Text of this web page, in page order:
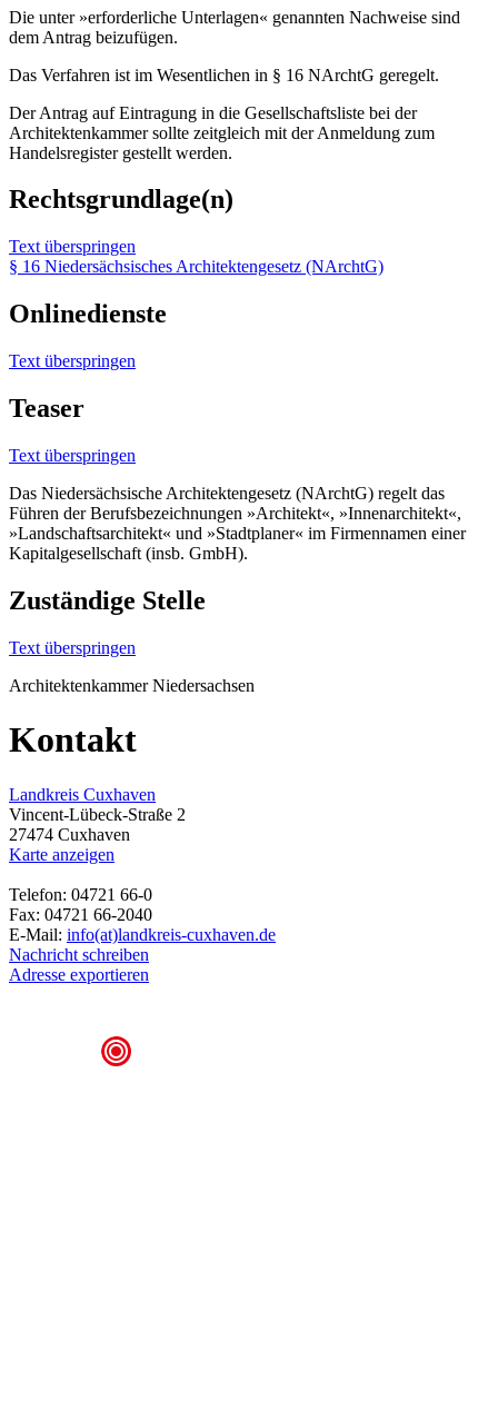
Die unter »erforderliche Unterlagen« genannten Nachweise sind
dem Antrag beizufügen.
Das Verfahren ist im Wesentlichen in § 16 NArchtG geregelt.
Der Antrag auf Eintragung in die Gesellschaftsliste bei der
Architektenkammer sollte zeitgleich mit der Anmeldung zum
Handelsregister gestellt werden.
Rechtsgrundlage(n)
Text überspringen
§ 16 Niedersächsisches Architektengesetz (NArchtG)
Onlinedienste
Text überspringen
Teaser
Text überspringen
Das Niedersächsische Architektengesetz (NArchtG) regelt das
Führen der Berufsbezeichnungen »Architekt«, »Innenarchitekt«,
»Landschaftsarchitekt« und »Stadtplaner« im Firmennamen einer
Kapitalgesellschaft (insb. GmbH).
Zuständige Stelle
Text überspringen
Architektenkammer Niedersachsen
Kontakt
Landkreis Cuxhaven
Vincent-Lübeck-Straße 2
27474 Cuxhaven
Karte anzeigen
Telefon: 04721 66-0
Fax: 04721 66-2040
E-Mail: info(at)landkreis-cuxhaven.de
Nachricht schreiben
Adresse exportieren